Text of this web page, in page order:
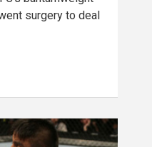
surgery to deal